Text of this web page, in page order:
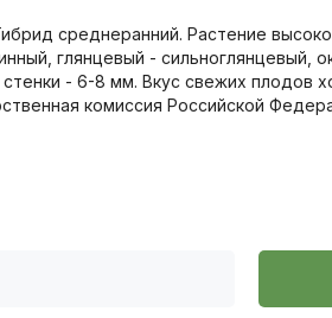
среднеранний. Растение
глянцевый - сильноглянцевый,
- 6-8 мм. Вкус свежих плодов
комиссия Российской